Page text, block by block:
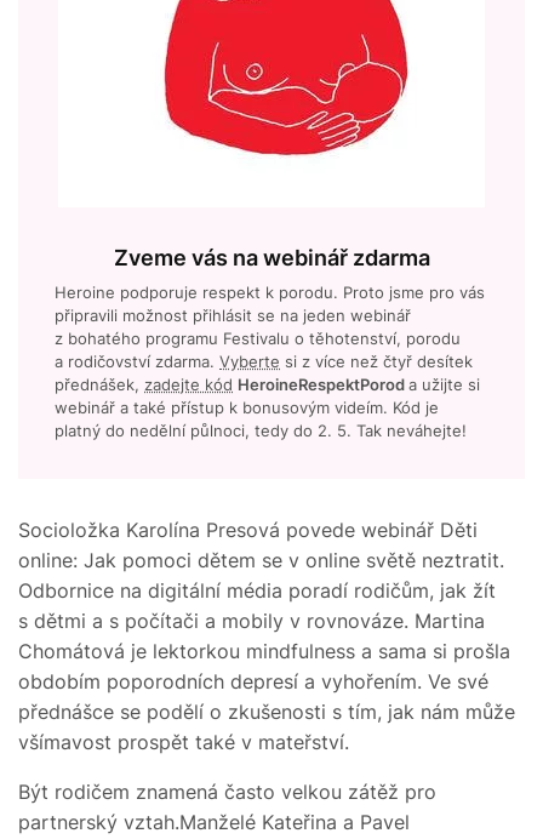
Zveme vás na webinář zdarma
Heroine podporuje respekt k porodu. Proto jsme pro vás
připravili možnost přihlásit se na jeden webinář
z bohatého programu Festivalu o těhotenství, porodu
a rodičovství zdarma. Vyberte si z více než čtyř desítek
přednášek, zadejte kód HeroineRespektPoroda užijte si
webinář a také přístup k bonusovým videím. Kód je
platný do nedělní půlnoci, tedy do 2. 5. Tak neváhejte!
Socioložka Karolína Presová povede webinář Děti
online: Jak pomoci dětem se v online světě neztratit.
Odbornice na digitální média poradí rodičům, jak žít
s dětmi a s počítači a mobily v rovnováze. Martina
Chomátová je lektorkou mindfulness a sama si prošla
obdobím poporodních depresí a vyhořením. Ve své
přednášce se podělí o zkušenosti s tím, jak nám může
všímavost prospět také v mateřství.
Být rodičem znamená často velkou zátěž pro
partnerský vztah.Manželé Kateřina a Pavel